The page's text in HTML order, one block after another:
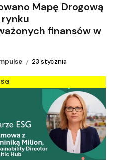
Mapę Drogową
finansów w
23 stycznia